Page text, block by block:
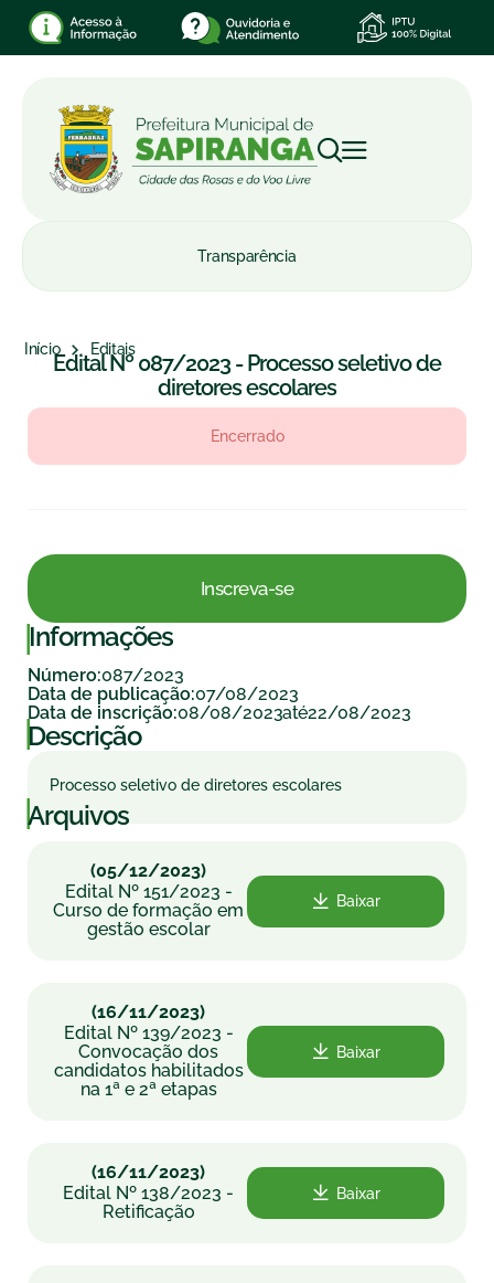
Transparência
Início Editais
Edital Nº 087/2023 - Processo seletivo de
diretores escolares
Encerrado
Inscreva-se
|Informações
Número:087/2023
Data de publicação:07/08/2023
Data de inscrição:08/08/2023até22/08/2023
|Descrição
Processo seletivo de diretores escolares
|Arquivos
(05/12/2023)
Edital Nº 151/2023 -
Curso de formação em
gestão escolar
Baixar
(16/11/2023)
Edital Nº 139/2023 -
Convocação dos
candidatos habilitados
na 1ª e 2ª etapas
Baixar
(16/11/2023)
Edital Nº 138/2023 -
Retificação
Baixar